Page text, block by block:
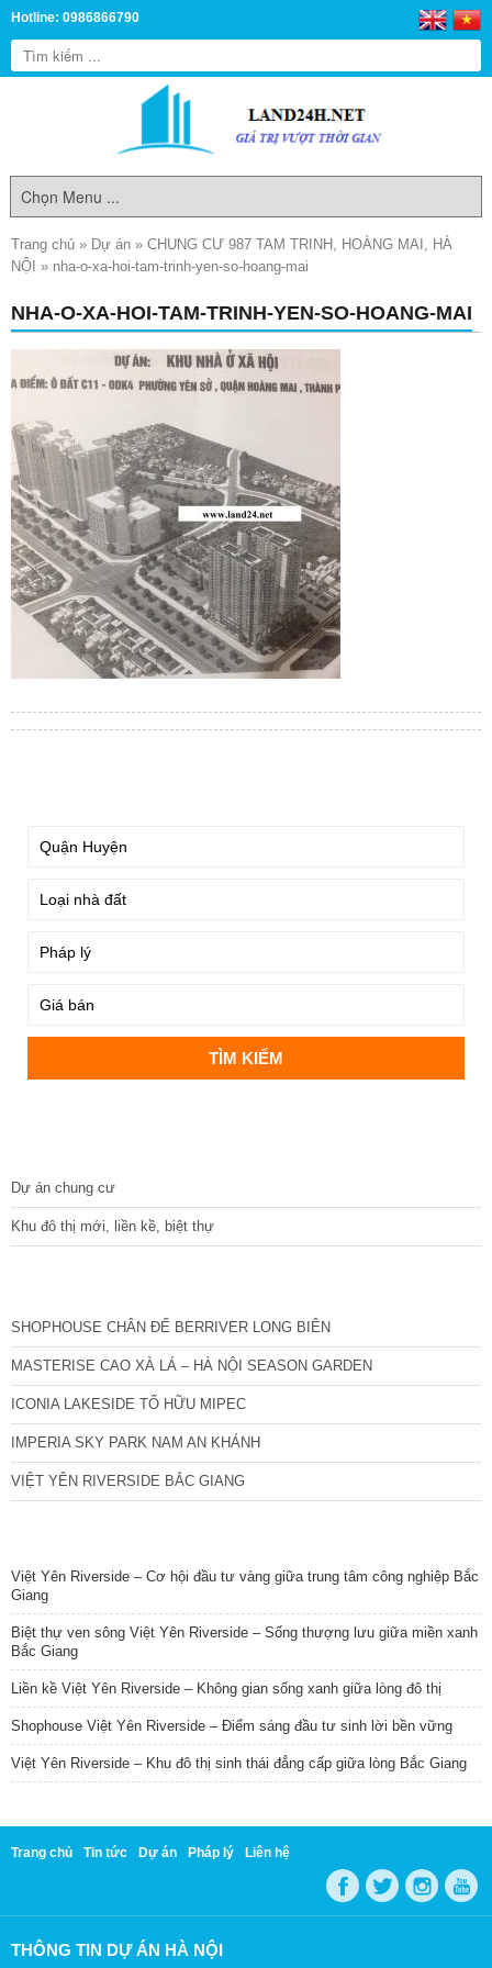
Hotline: 0986866790
Trang chủ » Dự án » CHUNG CƯ 987 TAM TRINH, HOÀNG MAI, HÀ
NỘI » nha-o-xa-hoi-tam-trinh-yen-so-hoang-mai
NHA-O-XA-HOI-TAM-TRINH-YEN-SO-HOANG-MAI
Dự án chung cư
Khu đô thị mới, liền kề, biệt thự
SHOPHOUSE CHÂN ĐẾ BERRIVER LONG BIÊN
MASTERISE CAO XÀ LÁ – HÀ NỘI SEASON GARDEN
ICONIA LAKESIDE TỐ HỮU MIPEC
IMPERIA SKY PARK NAM AN KHÁNH
VIỆT YÊN RIVERSIDE BẮC GIANG
Việt Yên Riverside – Cơ hội đầu tư vàng giữa trung tâm công nghiệp Bắc
Giang
Biệt thự ven sông Việt Yên Riverside – Sống thượng lưu giữa miền xanh
Bắc Giang
Liền kề Việt Yên Riverside – Không gian sống xanh giữa lòng đô thị
Shophouse Việt Yên Riverside – Điểm sáng đầu tư sinh lời bền vững
Việt Yên Riverside – Khu đô thị sinh thái đẳng cấp giữa lòng Bắc Giang
Trang chủ Tin tức Dự án Pháp lý Liên hệ
THÔNG TIN DỰ ÁN HÀ NỘI